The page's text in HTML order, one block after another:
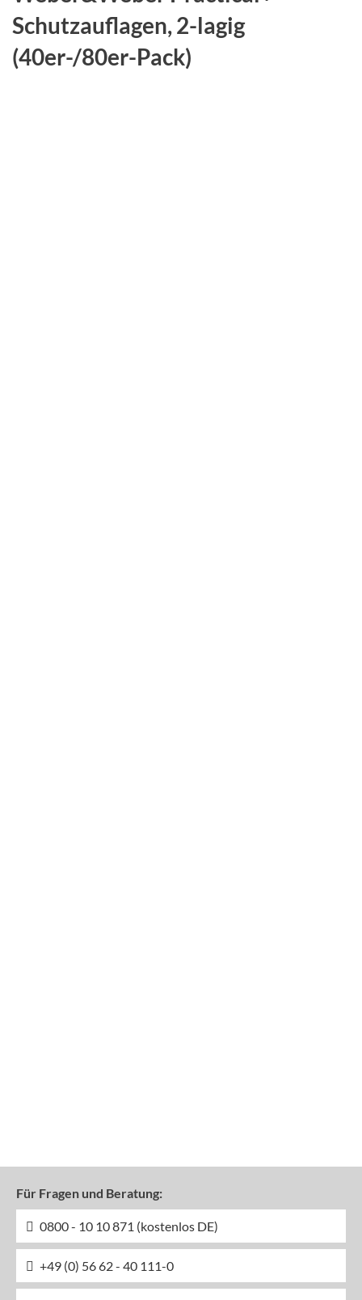
Schutzauflagen, 2-lagig
(40er-/80er-Pack)
Für Fragen und Beratung:
0800 - 10 10 871 (kostenlos DE)
+49 (0) 56 62 - 40 111-0